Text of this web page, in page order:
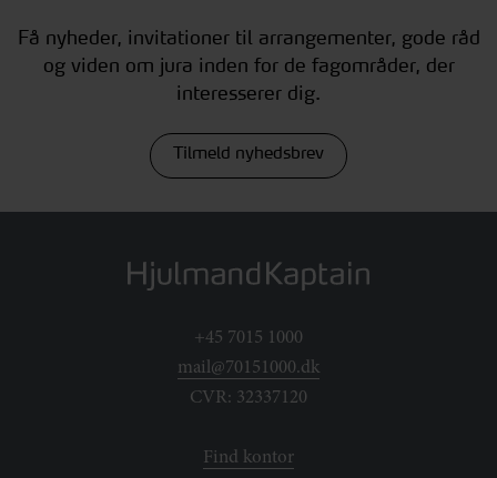
Få nyheder, invitationer til arrangementer, gode råd
og viden om jura inden for de fagområder, der
interesserer dig.
Tilmeld nyhedsbrev
+45 7015 1000
mail@70151000.dk
CVR: 32337120
Find kontor